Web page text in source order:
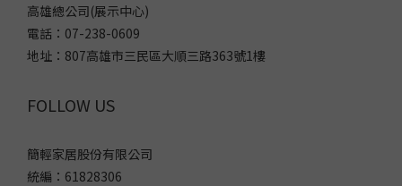
高雄總公司(展示中心)
電話：07-238-0609
地址：807高雄市三民區大順三路363號1樓
FOLLOW US
簡輕家居股份有限公司
統編：61828306